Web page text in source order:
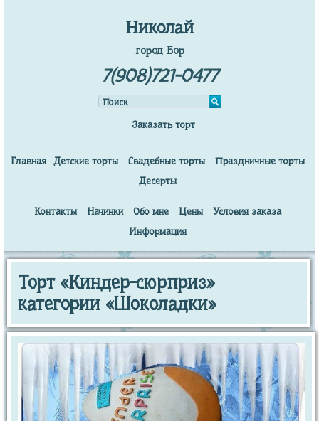
Николай
город Бор
7(908)721-0477
Заказать торт
Главная Детские торты Свадебные торты
Праздничные торты
Десерты
Контакты Начинки Обо мне Цены
Условия заказа
Информация
Торт «Киндер-сюрприз»
категории «Шоколадки»